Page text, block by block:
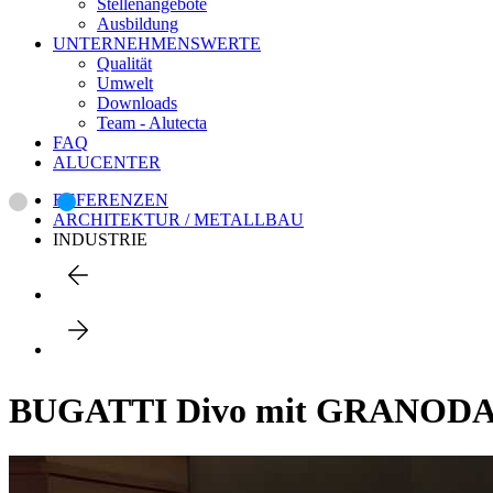
Stellenangebote
Ausbildung
UNTERNEHMENSWERTE
Qualität
Umwelt
Downloads
Team - Alutecta
FAQ
ALUCENTER
REFERENZEN
ARCHITEKTUR / METALLBAU
INDUSTRIE
BUGATTI Divo mit